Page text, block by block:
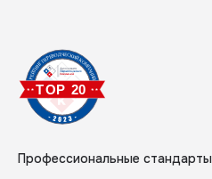
Профессиональные стандарты